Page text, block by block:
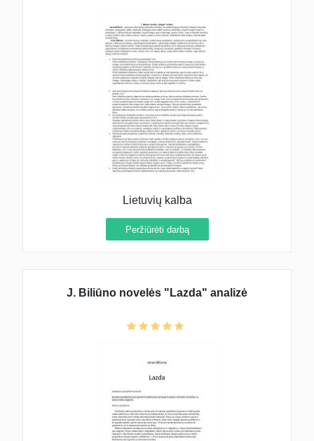
Lietuvių kalba
Peržiūrėti darbą
J. Biliūno novelės "Lazda" analizė